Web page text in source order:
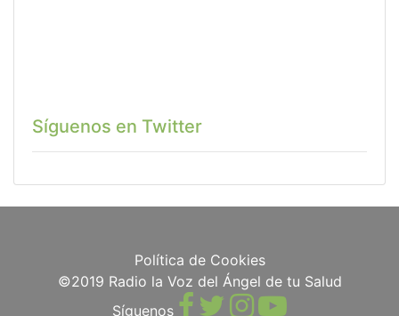
Síguenos en Twitter
Política de Cookies
©2019 Radio la Voz del Ángel de tu Salud
Síguenos